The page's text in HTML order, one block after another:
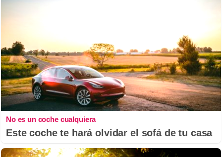
No es un coche cualquiera
Este coche te hará olvidar el sofá de tu casa